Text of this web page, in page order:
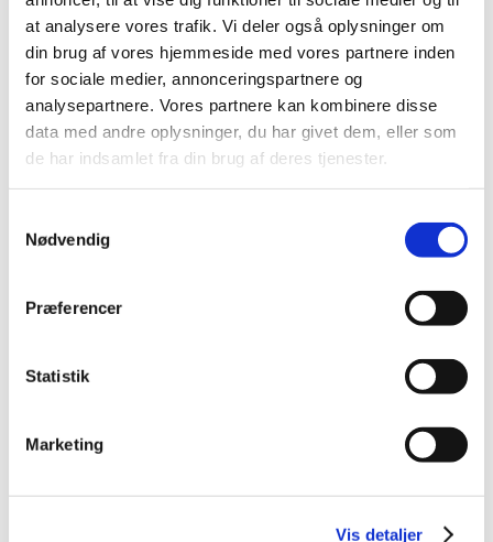
at analysere vores trafik. Vi deler også oplysninger om
din brug af vores hjemmeside med vores partnere inden
for sociale medier, annonceringspartnere og
analysepartnere. Vores partnere kan kombinere disse
data med andre oplysninger, du har givet dem, eller som
de har indsamlet fra din brug af deres tjenester.
Nødvendig
Præferencer
Statistik
Marketing
Vis detaljer
12. september 2022
Pfizer/BioNTechs bivalente covid-19-vaccine, der blev
godkendt 1. september, er blevet videreudviklet til en…
Ledig bevilling til Grøndalsapoteket
|6. september 2022 |
Bevillingen til at drive Faaborg Løve Apotek er ledig pr. 1.
1. september 2022